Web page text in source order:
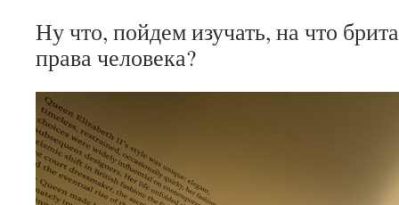
Ну что, пойдем изучать, на что
права человека?